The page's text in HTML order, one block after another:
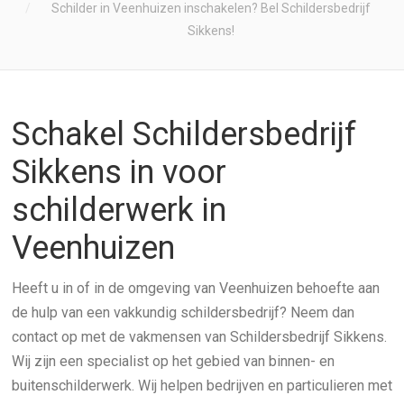
Schilder in Veenhuizen inschakelen? Bel Schildersbedrijf
Sikkens!
Schakel Schildersbedrijf
Sikkens in voor
schilderwerk in
Veenhuizen
Heeft u in of in de omgeving van Veenhuizen behoefte aan
de hulp van een vakkundig schildersbedrijf? Neem dan
contact op met de vakmensen van Schildersbedrijf Sikkens.
Wij zijn een specialist op het gebied van binnen- en
buitenschilderwerk. Wij helpen bedrijven en particulieren met